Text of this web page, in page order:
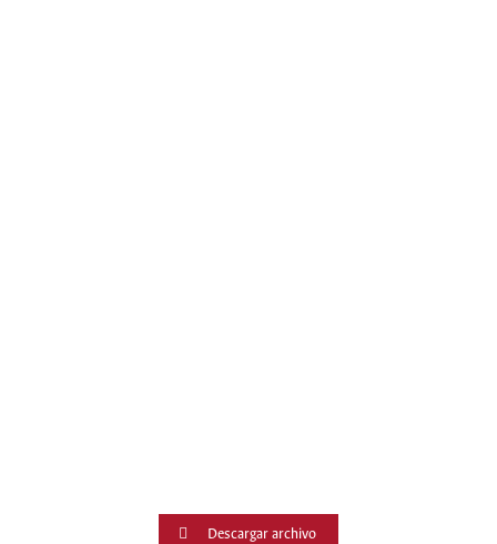
Descargar archivo